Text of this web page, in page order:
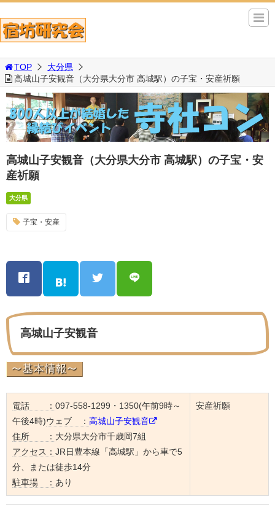
TOP
大分県
高城山子安観音（大分県大分市 高城駅）の子宝・安産祈願
高城山子安観音（大分県大分市 高城駅）の子宝・安
産祈願
大分県
子宝・安産
高城山子安観音
電話 ： 097-558-1299・1350(午前9時～
午後4時)ウェブ ： 高城山子安観音
住所 ： 大分県大分市千歳岡7組
アクセス： JR日豊本線「高城駅」から車で5
分、または徒歩14分
駐車場 ： あり
安産祈願